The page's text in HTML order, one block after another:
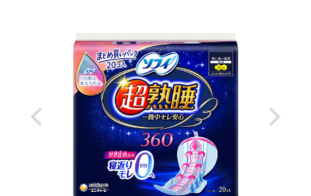
Previous Next